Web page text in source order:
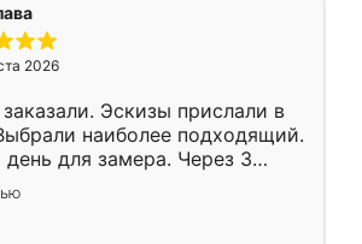
2026
Эскизы прислали в
наиболее подходящий.
день для замера. Через 3
была уже готова. Остались
Спасибо Ренессанс
работу!